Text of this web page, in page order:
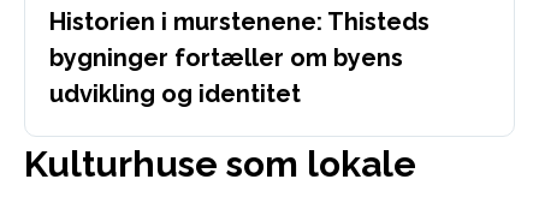
Historien i murstenene: Thisteds
bygninger fortæller om byens
udvikling og identitet
Kulturhuse som lokale